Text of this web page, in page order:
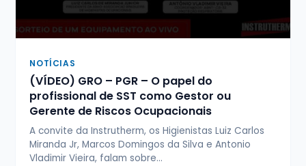
NOTÍCIAS
(VÍDEO) GRO – PGR – O papel do
profissional de SST como Gestor ou
Gerente de Riscos Ocupacionais
A convite da Instrutherm, os Higienistas Luiz Carlos
Miranda Jr, Marcos Domingos da Silva e Antonio
Vladimir Vieira, falam sobre…